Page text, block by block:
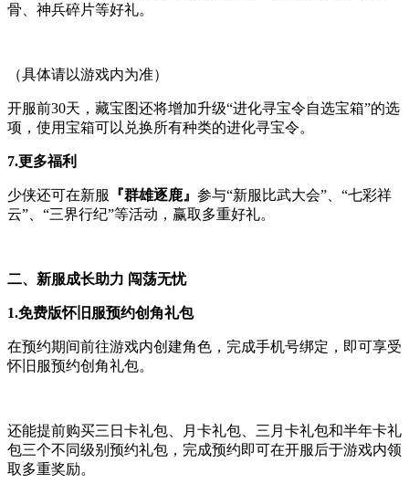
骨、神兵碎片等好礼。
（具体请以游戏内为准）
开服前30天，藏宝图还将增加升级“进化寻宝令自选宝箱”的选
项，使用宝箱可以兑换所有种类的进化寻宝令。
7.更多福利
少侠还可在新服 『群雄逐鹿』 参与“新服比武大会”、“七彩祥
云”、“三界行纪”等活动，赢取多重好礼。
二、新服成长助力 闯荡无忧
1.免费版怀旧服预约创角礼包
在预约期间前往游戏内创建角色，完成手机号绑定，即可享受
怀旧服预约创角礼包。
还能提前购买三日卡礼包、月卡礼包、三月卡礼包和半年卡礼
包三个不同级别预约礼包，完成预约即可在开服后于游戏内领
取多重奖励。